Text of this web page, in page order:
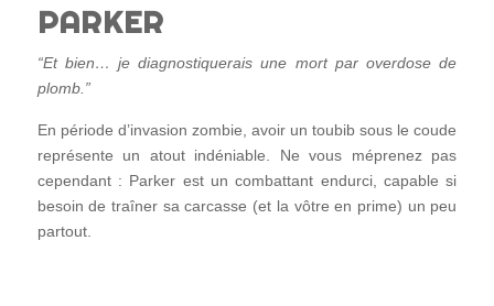
PARKER
“Et bien… je diagnostiquerais une mort par overdose de
plomb.”
En période d’invasion zombie, avoir un toubib sous le coude
représente un atout indéniable. Ne vous méprenez pas
cependant : Parker est un combattant endurci, capable si
besoin de traîner sa carcasse (et la vôtre en prime) un peu
partout.